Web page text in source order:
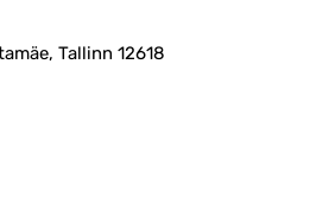
Tallinn 12618